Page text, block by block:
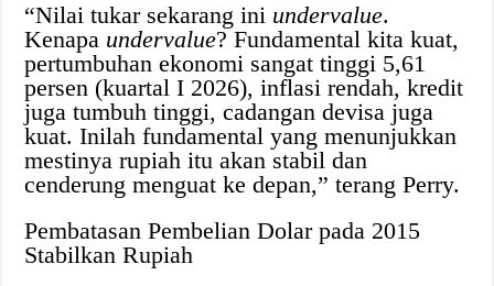
“Nilai tukar sekarang ini undervalue.
Kenapa undervalue? Fundamental kita kuat,
pertumbuhan ekonomi sangat tinggi 5,61
persen (kuartal I 2026), inflasi rendah, kredit
juga tumbuh tinggi, cadangan devisa juga
kuat. Inilah fundamental yang menunjukkan
mestinya rupiah itu akan stabil dan
cenderung menguat ke depan,” terang Perry.
Pembatasan Pembelian Dolar pada 2015
Stabilkan Rupiah